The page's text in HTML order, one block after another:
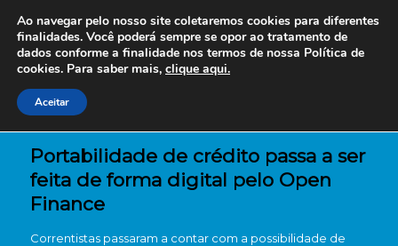
Portabilidade de crédito passa a ser
feita de forma digital pelo Open
Finance
Correntistas passaram a contar com a possibilidade de
Ao navegar pelo nosso site coletaremos cookies para diferentes
finalidades. Você poderá sempre se opor ao tratamento de
dados conforme a finalidade nos termos de nossa Política de
cookies. Para saber mais, clique aqui.
Aceitar